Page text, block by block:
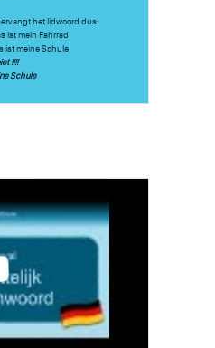
het lidwoord dus:
ist mein Fahrrad
ist meine Schule
!!!!
Schule